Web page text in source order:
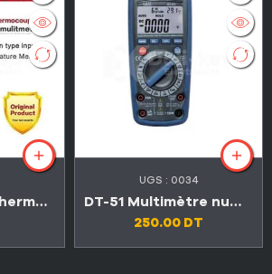
UT-T02 Sonde thermocouple – 40°~260° (-40F~500F)
UGS : 0034
DT-51 Multimètre numérique 6en1 avec mesure de l’environnement
250.00 DT